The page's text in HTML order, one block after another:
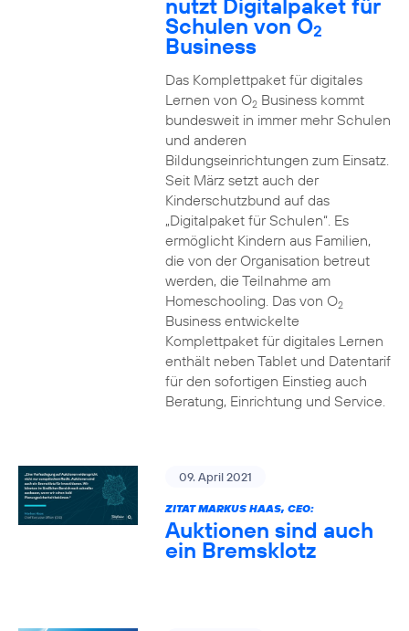
nutzt Digitalpaket für
Schulen von O2
Business
Das Komplettpaket für digitales
Lernen von O2Business kommt
bundesweit in immer mehr Schulen
und anderen
Bildungseinrichtungen zum Einsatz.
Seit März setzt auch der
Kinderschutzbund auf das
„Digitalpaket für Schulen“. Es
ermöglicht Kindern aus Familien,
die von der Organisation betreut
werden, die Teilnahme am
Homeschooling. Das von O2
Business entwickelte
Komplettpaket für digitales Lernen
enthält neben Tablet und Datentarif
für den sofortigen Einstieg auch
Beratung, Einrichtung und Service.
09. April 2021
ZITAT MARKUS HAAS, CEO:
Auktionen sind auch
ein Bremsklotz